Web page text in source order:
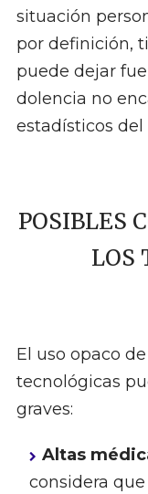
situación
por definición,
puede dejar
dolencia no
estadísticos
POSIBLES
LOS
El uso opaco
tecnológicas
graves:
Altas
considera